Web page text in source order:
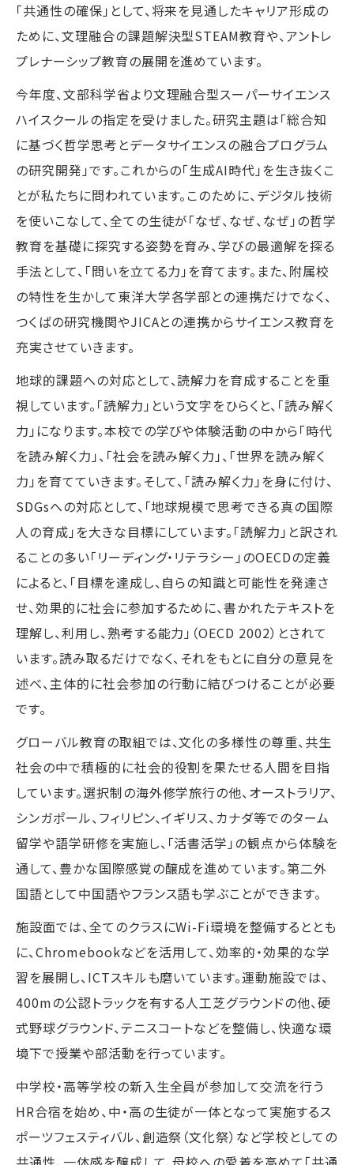
「共通性の確保」として、将来を見通したキャリア形成の
ために、文理融合の課題解決型STEAM教育や、アントレ
プレナーシップ教育の展開を進めています。
今年度、文部科学省より文理融合型スーパーサイエンス
ハイスクールの指定を受けました。研究主題は「総合知
に基づく哲学思考とデータサイエンスの融合プログラム
の研究開発」です。これからの「生成AI時代」を生き抜くこ
とが私たちに問われています。このために、デジタル技術
を使いこなして、全ての生徒が「なぜ、なぜ、なぜ」の哲学
教育を基礎に探究する姿勢を育み、学びの最適解を探る
手法として、「問いを立てる力」を育てます。また、附属校
の特性を生かして東洋大学各学部との連携だけでなく、
つくばの研究機関やJICAとの連携からサイエンス教育を
充実させていきます。
地球的課題への対応として、読解力を育成することを重
視しています。「読解力」という文字をひらくと、「読み解く
力」になります。本校での学びや体験活動の中から「時代
を読み解く力」、「社会を読み解く力」、「世界を読み解く
力」を育てていきます。そして、「読み解く力」を身に付け、
SDGsへの対応として、「地球規模で思考できる真の国際
人の育成」を大きな目標にしています。「読解力」と訳され
ることの多い「リーディング・リテラシー」のOECDの定義
によると、「目標を達成し、自らの知識と可能性を発達さ
せ、効果的に社会に参加するために、書かれたテキストを
理解し、利用し、熟考する能力」（OECD 2002）とされて
います。読み取るだけでなく、それをもとに自分の意見を
述べ、主体的に社会参加の行動に結びつけることが必要
です。
グローバル教育の取組では、文化の多様性の尊重、共生
社会の中で積極的に社会的役割を果たせる人間を目指
しています。選択制の海外修学旅行の他、オーストラリア、
シンガポール、フィリピン、イギリス、カナダ等でのターム
留学や語学研修を実施し、「活書活学」の観点から体験を
通して、豊かな国際感覚の醸成を進めています。第二外
国語として中国語やフランス語も学ぶことができます。
施設面では、全てのクラスにWi-Fi環境を整備するととも
に、Chromebookなどを活用して、効率的・効果的な学
習を展開し、ICTスキルも磨いています。運動施設では、
400mの公認トラックを有する人工芝グラウンドの他、硬
式野球グラウンド、テニスコートなどを整備し、快適な環
境下で授業や部活動を行っています。
中学校・高等学校の新入生全員が参加して交流を行う
HR合宿を始め、中・高の生徒が一体となって実施するス
ポーツフェスティバル、創造祭（文化祭）など学校としての